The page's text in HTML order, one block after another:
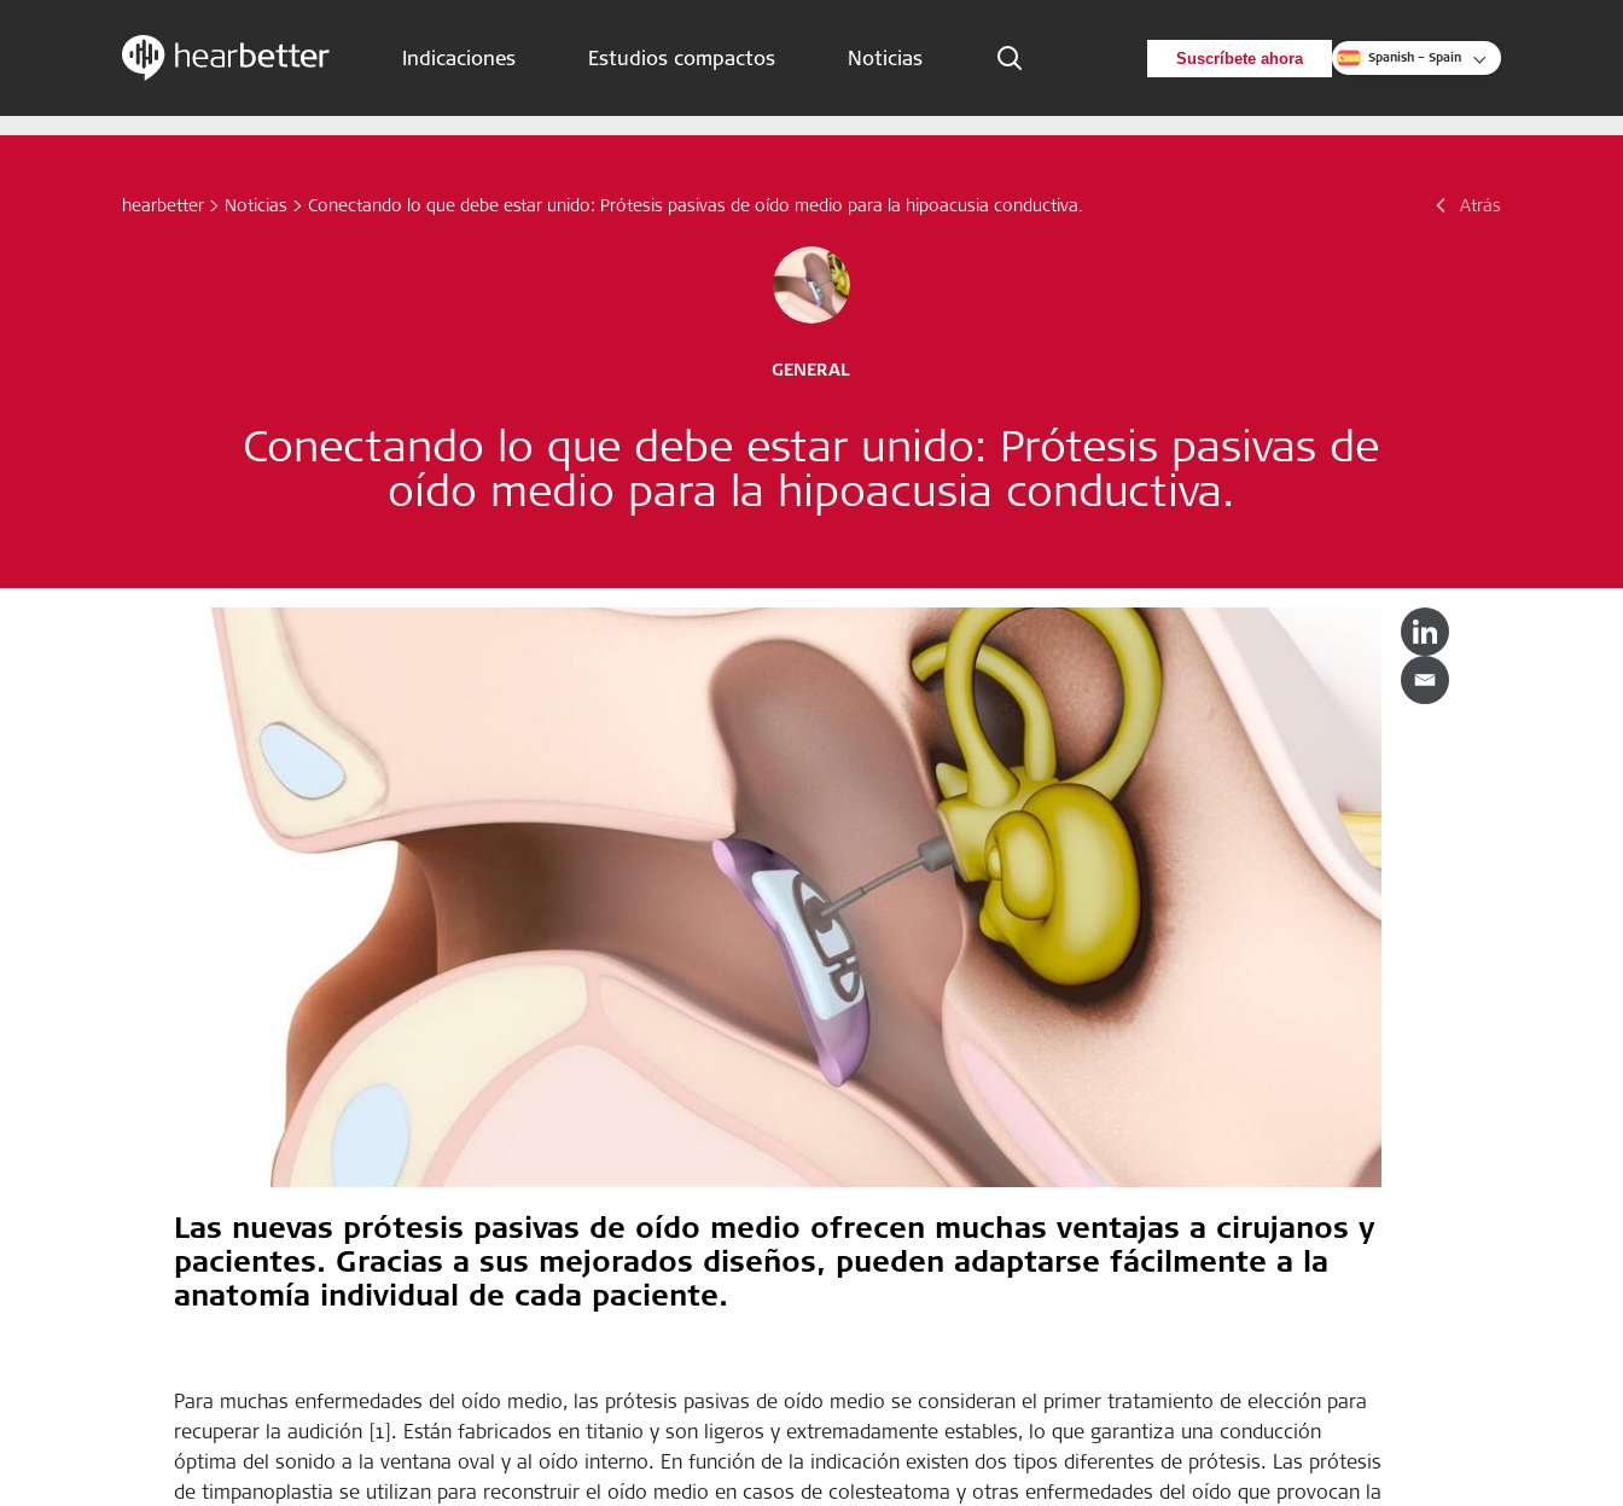
Skip
Indicaciones Estudios compactos Noticias Suscríbete ahora Spanish – Spain
Indicaciones
Suscríbete ahora
Spanish – Spain
Síganos
Buscar
hearbetter > Noticias > Conectando lo que debe estar unido: Prótesis pasivas de oído medio para la hipoacusia conductiva. Atrás
GENERAL
Conectando lo que debe estar unido: Prótesis pasivas de
oído medio para la hipoacusia conductiva.
Las nuevas prótesis pasivas de oído medio ofrecen muchas ventajas a cirujanos y
pacientes. Gracias a sus mejorados diseños, pueden adaptarse fácilmente a la
anatomía individual de cada paciente.
Para muchas enfermedades del oído medio, las prótesis pasivas de oído medio se consideran el primer tratamiento de elección para
recuperar la audición [1]. Están fabricados en titanio y son ligeros y extremadamente estables, lo que garantiza una conducción
óptima del sonido a la ventana oval y al oído interno. En función de la indicación existen dos tipos diferentes de prótesis. Las prótesis
de timpanoplastia se utilizan para reconstruir el oído medio en casos de colesteatoma y otras enfermedades del oído que provocan la